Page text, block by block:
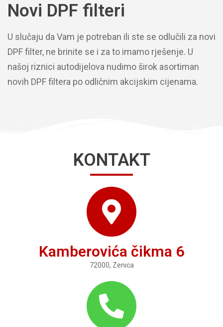
Novi DPF filteri
U slučaju da Vam je potreban ili ste se odlučili za novi
DPF filter, ne brinite se i za to imamo rješenje. U
našoj riznici autodijelova nudimo širok asortiman
novih DPF filtera po odličnim akcijskim cijenama.
KONTAKT
Kamberovića čikma 6
72000, Zenica